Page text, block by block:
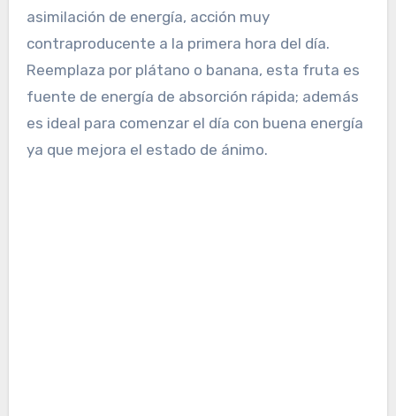
asimilación de energía, acción muy
contraproducente a la primera hora del día.
Reemplaza por plátano o banana, esta fruta es
fuente de energía de absorción rápida; además
es ideal para comenzar el día con buena energía
ya que mejora el estado de ánimo.